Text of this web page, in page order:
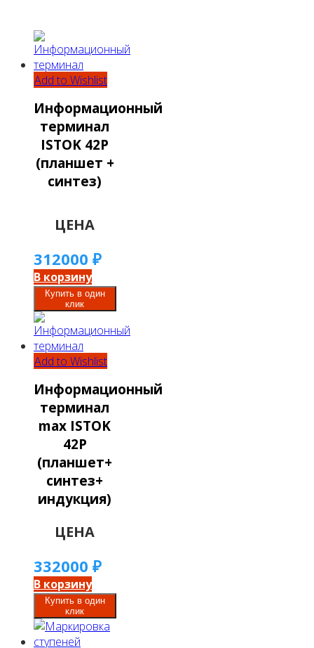
Add to Wishlist
Информационный
терминал
ISTOK 42P
(планшет +
синтез)
ЦЕНА
312000 ₽
В корзину
Купить в один
клик
Add to Wishlist
Информационный
терминал
max ISTOK
42P
(планшет+
синтез+
индукция)
ЦЕНА
332000 ₽
В корзину
Купить в один
клик